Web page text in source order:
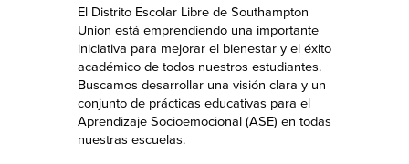
El Distrito Escolar Libre de Southampton
Union está emprendiendo una importante
iniciativa para mejorar el bienestar y el éxito
académico de todos nuestros estudiantes.
Buscamos desarrollar una visión clara y un
conjunto de prácticas educativas para el
Aprendizaje Socioemocional (ASE) en todas
nuestras escuelas.